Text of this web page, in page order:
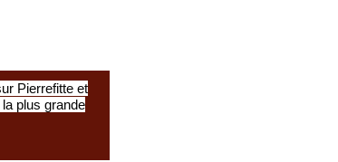
Pierrefitte et
plus grande